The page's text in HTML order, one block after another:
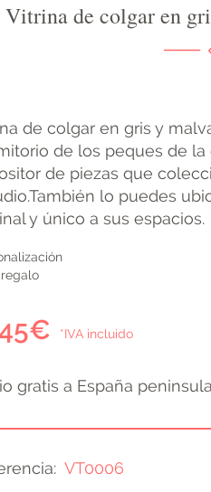
Vitrina de colgar en
de colgar en gris y
de los peques de
de piezas que
lo puedes
y único a sus espacios.
*IVA incluido
gratis a España
VT0006